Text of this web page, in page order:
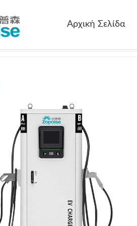
Αρχική Σελίδα
Συνεχή φορτιστές ηλεκτρικών οχημάτων